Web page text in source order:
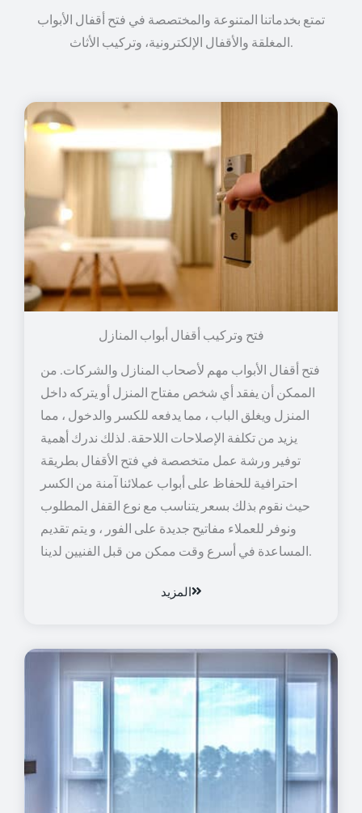
تمتع بخدماتنا المتنوعة والمختصصة في فتح أقفال الأبواب
فتح وتركيب أقفال أبواب المنازل
فتح أقفال الأبواب مهم لأصحاب المنازل والشركات. من
الممكن أن يفقد أي شخص مفتاح المنزل أو يتركه داخل
المنزل ويغلق الباب ، مما يدفعه للكسر والدخول ، مما
يزيد من تكلفة الإصلاحات اللاحقة. لذلك ندرك أهمية
توفير ورشة عمل متخصصة في فتح الأقفال بطريقة
احترافية للحفاظ على أبواب عملائنا آمنة من الكسر
حيث نقوم بذلك بسعر يتناسب مع نوع القفل المطلوب
ونوفر للعملاء مفاتيح جديدة على الفور ، و يتم تقديم
المساعدة في أسرع وقت ممكن من قبل الفنيين لدينا.
المزيد